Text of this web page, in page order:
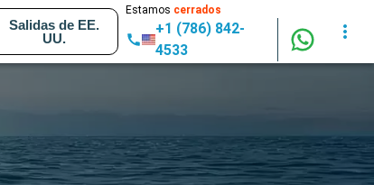
Salidas de EE.
UU.
Estamos cerrados
+1 (786) 842-
4533